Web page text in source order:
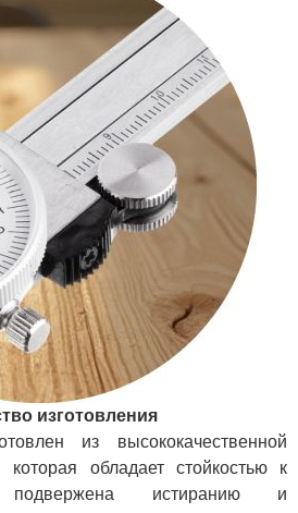
изготовления
из высококачественной
обладает стойкостью к
истиранию и